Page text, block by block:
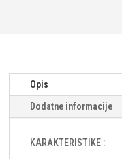
Opis
Dodatne informacije
KARAKTERISTIKE :